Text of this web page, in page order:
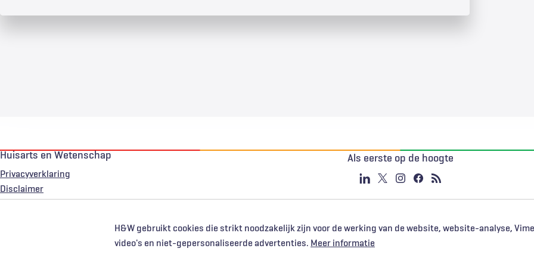
H&W gebruikt cookies die strikt noodzakelijk zijn voor de werking van de website, website-analyse,
video's en niet-gepersonaliseerde advertenties. Meer informatie
Huisarts en Wetenschap
Privacyverklaring
Voet
Disclaimer
Als eerste op de hoogte